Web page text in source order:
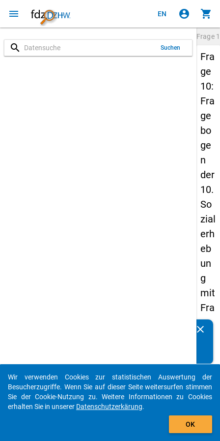
menu EN account_circle shopping_cart
search Suchen
Frage
Fra
ge
10:
Fra
ge
bo
ge
n
der
10.
So
zial
erh
eb
un
g
mit
Fra
ge
de
n
Au
clear
auto_stories
add_shopping_cart
Wir verwenden Cookies zur statistischen Auswertung der
Besucherzugriffe. Wenn Sie auf dieser Seite weitersurfen stimmen
Sie der Cookie-Nutzung zu. Weitere Informationen zu Cookies
erhalten Sie in unserer Datenschutzerkärung.
OK